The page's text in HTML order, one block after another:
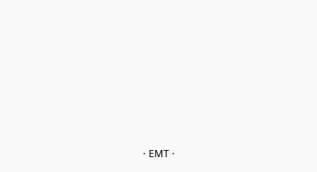
· EMT ·